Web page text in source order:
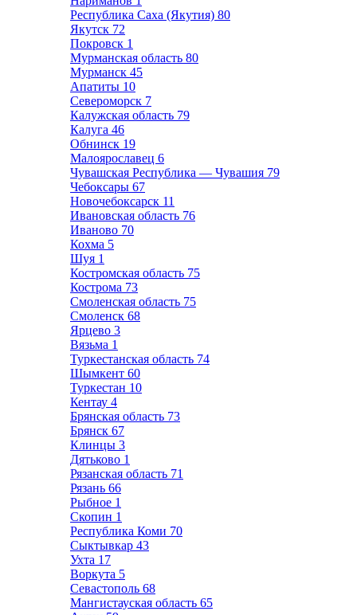
Республика Саха (Якутия) 80
Якутск 72
Покровск 1
Мурманская область 80
Мурманск 45
Апатиты 10
Североморск 7
Калужская область 79
Калуга 46
Обнинск 19
Малоярославец 6
Чувашская Республика — Чувашия 79
Чебоксары 67
Новочебоксарск 11
Ивановская область 76
Иваново 70
Кохма 5
Шуя 1
Костромская область 75
Кострома 73
Смоленская область 75
Смоленск 68
Ярцево 3
Вязьма 1
Туркестанская область 74
Шымкент 60
Туркестан 10
Кентау 4
Брянская область 73
Брянск 67
Клинцы 3
Дятьково 1
Рязанская область 71
Рязань 66
Рыбное 1
Скопин 1
Республика Коми 70
Сыктывкар 43
Ухта 17
Воркута 5
Севастополь 68
Мангистауская область 65